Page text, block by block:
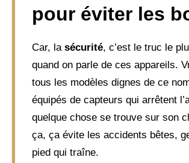
pour éviter les
Car, la sécurité, c’est le truc le
quand on parle de ces appareils.
tous les modèles dignes de ce
équipés de capteurs qui arrêtent
quelque chose se trouve sur son
ça, ça évite les accidents bêtes,
pied qui traîne.